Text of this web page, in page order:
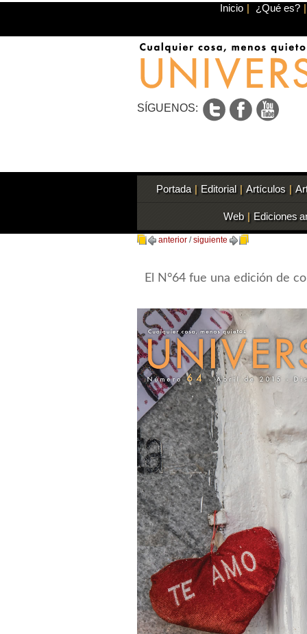
Inicio | ¿Qué es? |
SÍGUENOS:
Portada | Editorial | Artículos |
Web | Ediciones
anterior /siguiente
El N°64 fue una edición de